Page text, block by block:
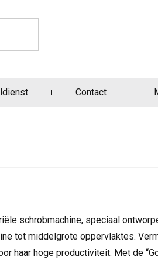
Contact
schrobmachine, speciaal
tot middelgrote oppervlaktes.
haar hoge productiviteit. Met de